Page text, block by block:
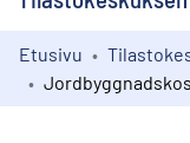
Kokoelmat
Etusivu